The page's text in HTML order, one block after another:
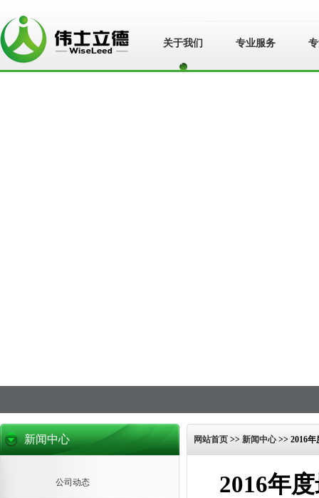
关于我们 专业服务
新闻中心
公司动态
网站首页 >> 新闻中心>> 2016
2016年